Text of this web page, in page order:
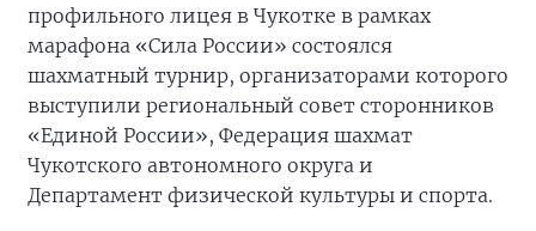
профильного лицея в Чукотке в рамках
марафона «Сила России» состоялся
шахматный турнир, организаторами которого
выступили региональный совет сторонников
«Единой России», Федерация шахмат
Чукотского автономного округа и
Департамент физической культуры и спорта.